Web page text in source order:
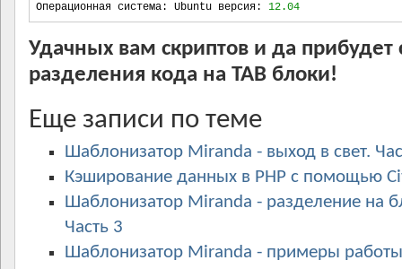
Операционная система: Ubuntu версия : 12.04
Удачных вам скриптов и да
разделения кода на TAB блоки!
Еще записи по теме
Шаблонизатор Miranda - выход в свет.
Кэширование данных в PHP с помощью
Шаблонизатор Miranda - разделение на
Часть 3
Шаблонизатор Miranda - примеры